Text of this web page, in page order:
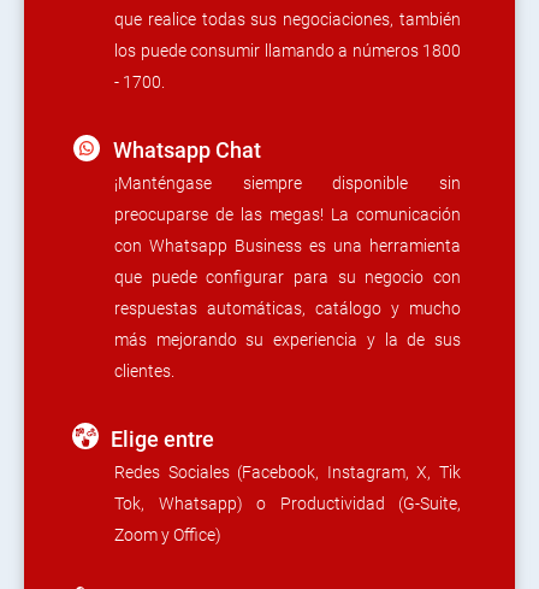
que realice todas sus negociaciones, también
los puede consumir llamando a números 1800
- 1700.
Whatsapp Chat
¡Manténgase siempre disponible sin
preocuparse de las megas! La comunicación
con Whatsapp Business es una herramienta
que puede configurar para su negocio con
respuestas automáticas, catálogo y mucho
más mejorando su experiencia y la de sus
clientes.
Elige entre
Redes Sociales (Facebook, Instagram, X, Tik
Tok, Whatsapp) o Productividad (G-Suite,
Zoom y Office)